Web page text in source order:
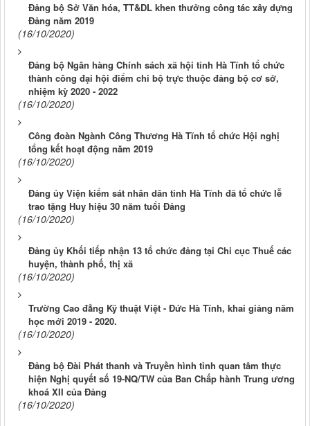
Đảng bộ Sở Văn hóa, TT&DL khen thưởng công tác xây dựng
Đảng năm 2019
(16/10/2020)
Đảng bộ Ngân hàng Chính sách xã hội tỉnh Hà Tĩnh tổ chức
thành công đại hội điểm chi bộ trực thuộc đảng bộ cơ sở,
nhiệm kỳ 2020 - 2022
(16/10/2020)
Công đoàn Ngành Công Thương Hà Tĩnh tổ chức Hội nghị
tổng kết hoạt động năm 2019
(16/10/2020)
Đảng ủy Viện kiểm sát nhân dân tỉnh Hà Tĩnh đã tổ chức lễ
trao tặng Huy hiệu 30 năm tuổi Đảng
(16/10/2020)
Đảng ủy Khối tiếp nhận 13 tổ chức đảng tại Chi cục Thuế các
huyện, thành phố, thị xã
(16/10/2020)
Trường Cao đẳng Kỹ thuật Việt - Đức Hà Tĩnh, khai giảng năm
học mới 2019 - 2020.
(16/10/2020)
Đảng bộ Đài Phát thanh và Truyền hình tỉnh quan tâm thực
hiện Nghị quyết số 19-NQ/TW của Ban Chấp hành Trung ương
khoá XII của Đảng
(16/10/2020)